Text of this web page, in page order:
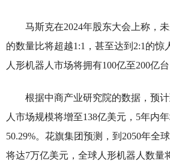
马斯克在2024年股东大会上称，
的数量比将超越1:1，甚至达到2:1的惊
人形机器人市场将拥有100亿至200亿
根据中商产业研究院的数据，预
人市场规模将增至138亿美元，5年内
50.29%。花旗集团预测，到2050年全
将达7万亿美元，全球人形机器人数量